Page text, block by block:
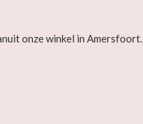
onze winkel in Amersfoort.